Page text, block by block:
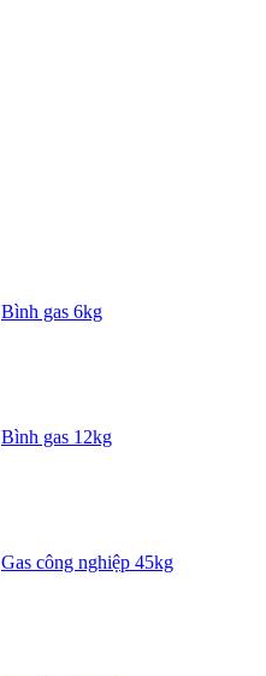
Bình gas 6kg
Bình gas 12kg
Gas công nghiệp 45kg